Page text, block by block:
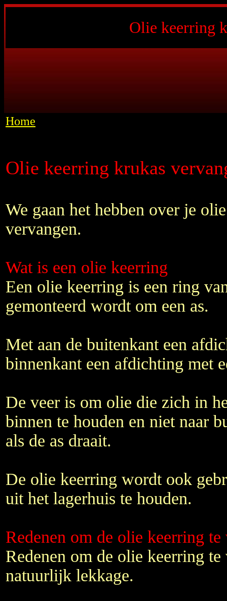
Olie keerring
Home
Olie keerring krukas
We gaan het hebben over je
vervangen.
Wat is een olie keerring
Een olie keerring is een ring
gemonteerd wordt om een as.
Met aan de buitenkant een
binnenkant een afdichting met
De veer is om olie die zich in
binnen te houden en niet naar
als de as draait.
De olie keerring wordt ook
uit het lagerhuis te houden.
Redenen om de olie keerring te
Redenen om de olie keerring te
natuurlijk lekkage.